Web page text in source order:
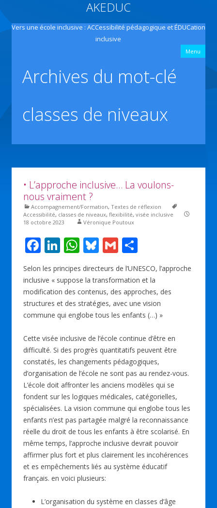
AKEDUC
Vers une école inclusive : ACCessibilité pédagogique et ÉDUCation
inclusive
Menu
Archives du mot-clé
classes de niveaux
• L’approche inclusive… La voulons-
nous vraiment ?
Accompagnement/Formation, Textes de réflexion
Accessibilité, classes de niveaux, flexibilité, visée inclusive
18 octobre 2023
Véronique Poutoux
F
ac
e
b
o
o
k
Li
n
k
e
dI
n
W
h
at
s
A
p
p
Bl
e
sk
y
G
m
ai
l
ar
ta
g
er
Selon les principes directeurs de l’UNESCO, l’approche
inclusive « suppose la transformation et la
modification des contenus, des approches, des
structures et des stratégies, avec une vision
commune qui englobe tous les enfants (…) »
Cette visée inclusive de l’école continue d’être en
difficulté. Si des progrès quantitatifs peuvent être
constatés, les changements pédagogiques,
d’organisation de l’école ne sont pas au rendez-vous.
L’école doit affronter les anciens modèles qui se
fondent sur les logiques médicales, catégorielles,
spécialisées. La vision commune qui englobe tous les
enfants n’est pas partagée malgré la reconnaissance
réelle du droit de tous les enfants à être scolarisé. En
même temps, l’approche inclusive devrait pouvoir
affirmer plus fort et plus clairement les incohérences
et es empêchements liés au système éducatif
français. en voici plusieurs:
L’organisation du système en classes d’âge